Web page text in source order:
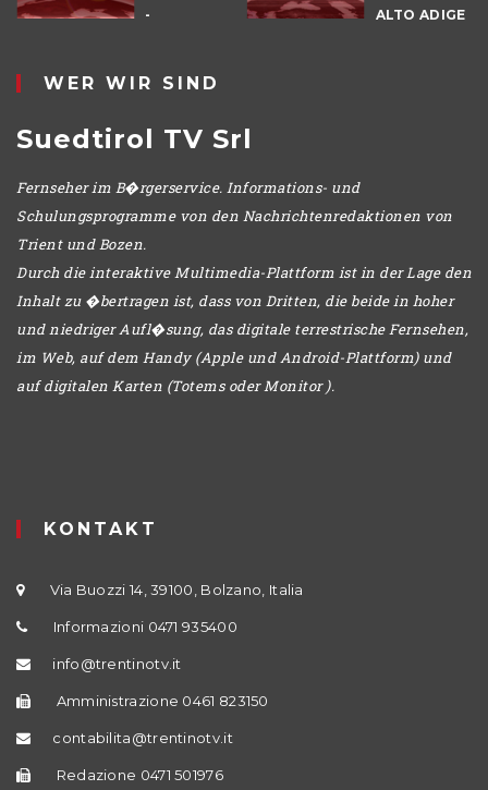
-
ALTO ADIGE
WER WIR SIND
Suedtirol TV Srl
Fernseher im B�rgerservice. Informations- und
Schulungsprogramme von den Nachrichtenredaktionen von
Trient und Bozen.
Durch die interaktive Multimedia-Plattform ist in der Lage den
Inhalt zu �bertragen ist, dass von Dritten, die beide in hoher
und niedriger Aufl�sung, das digitale terrestrische Fernsehen,
im Web, auf dem Handy (Apple und Android-Plattform) und
auf digitalen Karten (Totems oder Monitor ).
KONTAKT
Via Buozzi 14, 39100, Bolzano, Italia
Informazioni 0471 935400
info@trentinotv.it
Amministrazione 0461 823150
contabilita@trentinotv.it
Redazione 0471 501976